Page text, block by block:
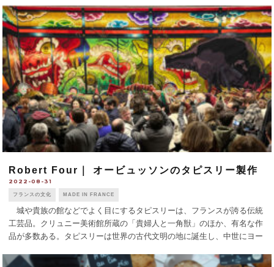
Robert Four｜ オービュッソンのタピスリー製作
2022-08-31
フランスの文化 MADE IN FRANCE
城や貴族の館などでよく目にするタピスリーは、フランスが誇る伝統
工芸品。クリュニー美術館所蔵の「貴婦人と一角獣」のほか、有名な作
品が多数ある。タピスリーは世界の古代文明の地に誕生し、中世にヨー
タピスリーの歴史を持つ [...]